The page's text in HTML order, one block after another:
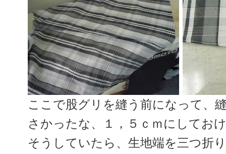
ここで股グリを縫う前になって、
さかったな、１，５ｃｍにしてお
そうしていたら、生地端を三つ折